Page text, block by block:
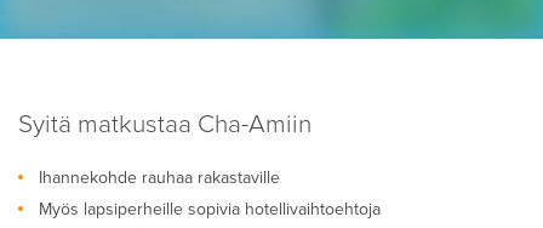
Syitä matkustaa Cha-Amiin
Ihannekohde rauhaa rakastaville
Myös lapsiperheille sopivia hotellivaihtoehtoja